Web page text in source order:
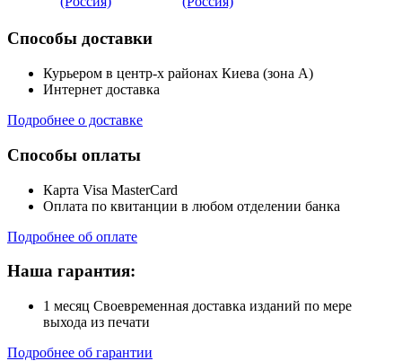
Способы доставки
Курьером в центр-х районах Киева (зона А)
Интернет доставка
Подробнее о доставке
Способы оплаты
Карта Visa MasterCard
Оплата по квитанции в любом отделении банка
Подробнее об оплате
Наша гарантия:
1 месяц Своевременная доставка изданий по мере
выхода из печати
Подробнее об гарантии